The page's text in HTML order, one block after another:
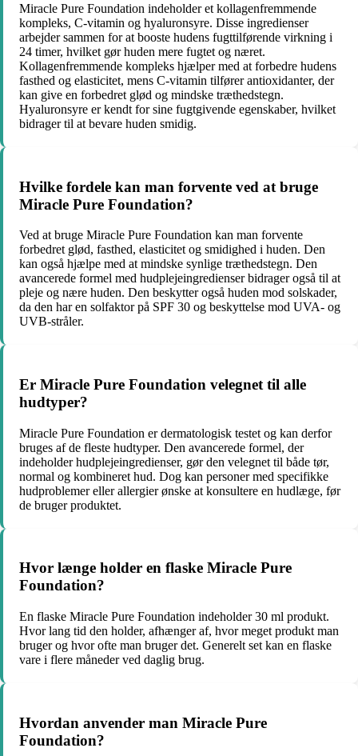
Miracle Pure Foundation indeholder et kollagenfremmende
kompleks, C-vitamin og hyaluronsyre. Disse ingredienser
arbejder sammen for at booste hudens fugttilførende virkning i
24 timer, hvilket gør huden mere fugtet og næret.
Kollagenfremmende kompleks hjælper med at forbedre hudens
fasthed og elasticitet, mens C-vitamin tilfører antioxidanter, der
kan give en forbedret glød og mindske træthedstegn.
Hyaluronsyre er kendt for sine fugtgivende egenskaber, hvilket
bidrager til at bevare huden smidig.
Hvilke fordele kan man forvente ved at bruge
Miracle Pure Foundation?
Ved at bruge Miracle Pure Foundation kan man forvente
forbedret glød, fasthed, elasticitet og smidighed i huden. Den
kan også hjælpe med at mindske synlige træthedstegn. Den
avancerede formel med hudplejeingredienser bidrager også til at
pleje og nære huden. Den beskytter også huden mod solskader,
da den har en solfaktor på SPF 30 og beskyttelse mod UVA- og
UVB-stråler.
Er Miracle Pure Foundation velegnet til alle
hudtyper?
Miracle Pure Foundation er dermatologisk testet og kan derfor
bruges af de fleste hudtyper. Den avancerede formel, der
indeholder hudplejeingredienser, gør den velegnet til både tør,
normal og kombineret hud. Dog kan personer med specifikke
hudproblemer eller allergier ønske at konsultere en hudlæge, før
de bruger produktet.
Hvor længe holder en flaske Miracle Pure
Foundation?
En flaske Miracle Pure Foundation indeholder 30 ml produkt.
Hvor lang tid den holder, afhænger af, hvor meget produkt man
bruger og hvor ofte man bruger det. Generelt set kan en flaske
vare i flere måneder ved daglig brug.
Hvordan anvender man Miracle Pure
Foundation?